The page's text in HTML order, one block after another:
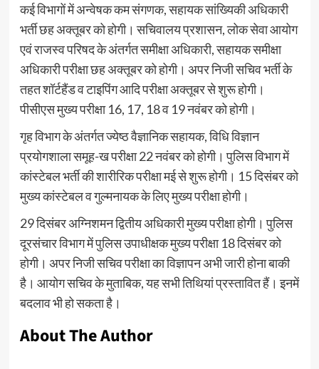
कई विभागों में अन्वेषक कम संगणक, सहायक सांख्यिकी अधिकारी
भर्ती छह अक्तूबर को होगी। सचिवालय प्रशासन, लोक सेवा आयोग
एवं राजस्व परिषद के अंतर्गत समीक्षा अधिकारी, सहायक समीक्षा
अधिकारी परीक्षा छह अक्तूबर को होगी। अपर निजी सचिव भर्ती के
तहत शॉर्टहैंड व टाइपिंग आदि परीक्षा अक्तूबर से शुरू होगी।
पीसीएस मुख्य परीक्षा 16, 17, 18 व 19 नवंबर को होगी।
गृह विभाग के अंतर्गत ज्येष्ठ वैज्ञानिक सहायक, विधि विज्ञान
प्रयोगशाला समूह-ख परीक्षा 22 नवंबर को होगी। पुलिस विभाग में
कांस्टेबल भर्ती की शारीरिक परीक्षा मई से शुरू होगी। 15 दिसंबर को
मुख्य कांस्टेबल व गुल्मनायक के लिए मुख्य परीक्षा होगी।
29 दिसंबर अग्निशमन द्वितीय अधिकारी मुख्य परीक्षा होगी। पुलिस
दूरसंचार विभाग में पुलिस उपाधीक्षक मुख्य परीक्षा 18 दिसंबर को
होगी। अपर निजी सचिव परीक्षा का विज्ञापन अभी जारी होना बाकी
है। आयोग सचिव के मुताबिक, यह सभी तिथियां प्रस्तावित हैं। इनमें
बदलाव भी हो सकता है।
About The Author